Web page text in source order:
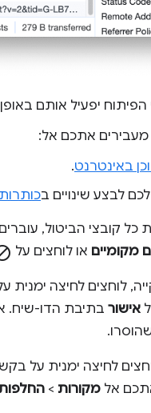
יפעיל אותם באופן
מעבירים אתכם אל:
באינטרנט.
לבצע שינויים ב
כל קובצי הביטול,
מקומיים או לוחצים על
לוחצים לחיצה ימנית
אישור בתיבת הדו-שיח.
לחיצה ימנית על
אל מקורות >